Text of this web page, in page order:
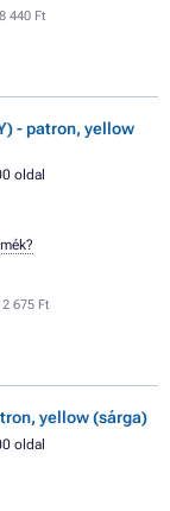
8 440 Ft
- patron, yellow
oldal
675 Ft
yellow (sárga)
oldal